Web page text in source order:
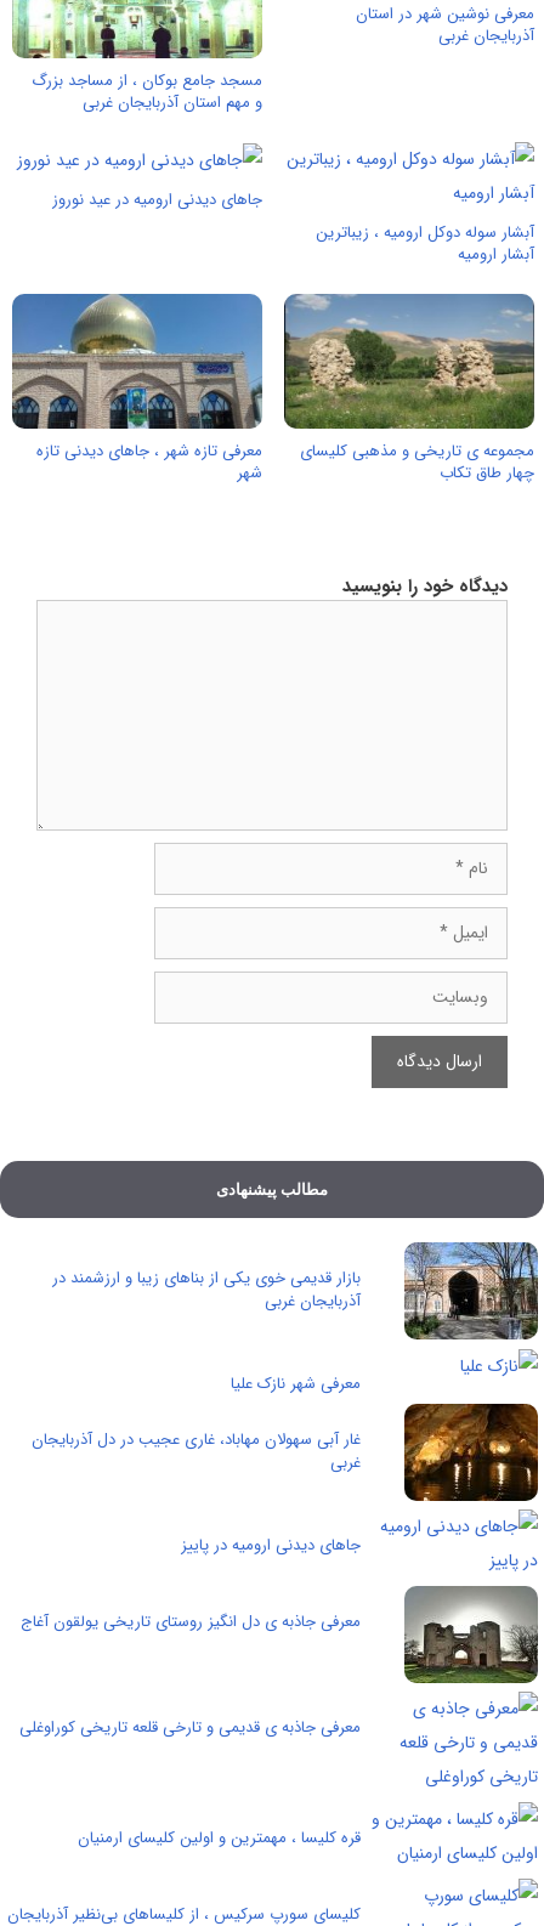
معرفی نوشین شهر در استان
آذربایجان غربی
مسجد جامع بوکان ، از مساجد بزرگ
و مهم استان آذربایجان غربی
آبشار سوله دوکل ارومیه ، زیباترین
آبشار ارومیه
جاهای دیدنی ارومیه در عید نوروز
مجموعه ی تاریخی و مذهبی کلیسای
چهار طاق تکاب
معرفی تازه شهر ، جاهای دیدنی تازه
شهر
دیدگاه خود را بنویسید
ایمیل
وبسایت
مطالب پیشنهادی
بازار قدیمی خوی یکی از بناهای زیبا و ارزشمند در
آذربایجان غربی
معرفی شهر نازک علیا
غار آبی سهولان مهاباد، غاری عجیب در دل آذربایجان
غربی
جاهای دیدنی ارومیه در پاییز
معرفی جاذبه ی دل انگیز روستای تاریخی یولقون آغاج
معرفی جاذبه ی قدیمی و تارخی قلعه تاریخی کوراوغلی
قره کلیسا ، مهمترین و اولین کلیسای ارمنیان
کلیسای سورپ سرکیس ، از کلیساهای بی‌نظیر آذربایجان